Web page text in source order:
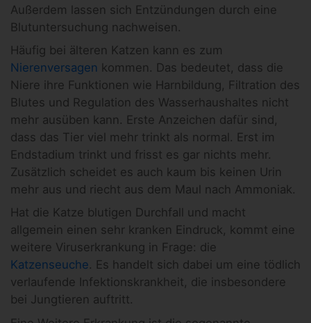
Außerdem lassen sich Entzündungen durch eine
Blutuntersuchung nachweisen.
Häufig bei älteren Katzen kann es zum
Nierenversagen kommen. Das bedeutet, dass die
Niere ihre Funktionen wie Harnbildung, Filtration des
Blutes und Regulation des Wasserhaushaltes nicht
mehr ausüben kann. Erste Anzeichen dafür sind,
dass das Tier viel mehr trinkt als normal. Erst im
Endstadium trinkt und frisst es gar nichts mehr.
Zusätzlich scheidet es auch kaum bis keinen Urin
mehr aus und riecht aus dem Maul nach Ammoniak.
Hat die Katze blutigen Durchfall und macht
allgemein einen sehr kranken Eindruck, kommt eine
weitere Viruserkrankung in Frage: die
Katzenseuche. Es handelt sich dabei um eine tödlich
verlaufende Infektionskrankheit, die insbesondere
bei Jungtieren auftritt.